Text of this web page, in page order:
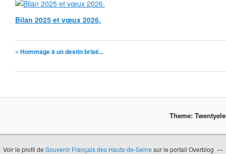
Bilan 2025 et vœux 2026.
« Hommage à un destin brisé...
Theme:
Voir le profil de Souvenir Français des Hauts-de-Seine sur le portail Overblog